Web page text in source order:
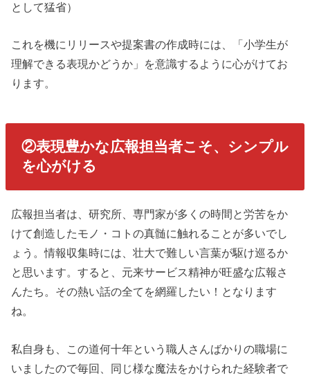
として猛省）
これを機にリリースや提案書の作成時には、「小学生が
理解できる表現かどうか」を意識するように心がけてお
ります。
②表現豊かな広報担当者こそ、シンプル
を心がける
広報担当者は、研究所、専門家が多くの時間と労苦をか
けて創造したモノ・コトの真髄に触れることが多いでし
ょう。情報収集時には、壮大で難しい言葉が駆け巡るか
と思います。すると、元来サービス精神が旺盛な広報さ
んたち。その熱い話の全てを網羅したい！となります
ね。
私自身も、この道何十年という職人さんばかりの職場に
いましたので毎回、同じ様な魔法をかけられた経験者で